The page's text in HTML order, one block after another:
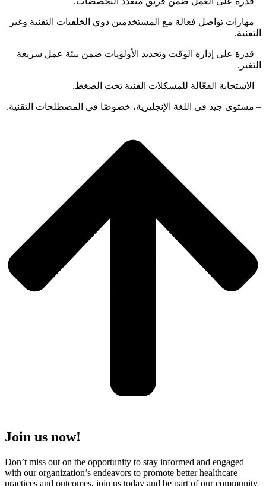
– مهارات تواصل فعالة مع المستخدمين ذوي الخلفيات التقنية وغير
التقنية.
– قدرة على إدارة الوقت وتحديد الأولويات ضمن بيئة عمل سريعة
التغير.
– الاستجابة الفعّالة للمشكلات الفنية تحت الضغط.
– مستوى جيد في اللغة الإنجليزية، خصوصًا في المصطلحات التقنية.
Join us now!
Don’t miss out on the opportunity to stay informed and engaged
with our organization’s endeavors to promote better healthcare
practices and outcomes, join us today and be part of our community